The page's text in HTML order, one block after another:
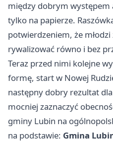
między dobrym
tylko na papierze.
potwierdzeniem, że
rywalizować równo i bez
Teraz przed nimi kolejne
formę, start w Nowej
następny dobry rezultat dla
mocniej zaznaczyć
gminy Lubin na
na podstawie: Gmina